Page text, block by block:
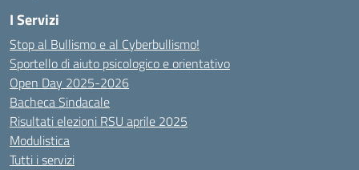
I Servizi
Stop al Bullismo e al Cyberbullismo!
Sportello di aiuto psicologico e orientativo
Open Day 2025-2026
Bacheca Sindacale
Risultati elezioni RSU aprile 2025
Modulistica
Tutti i servizi